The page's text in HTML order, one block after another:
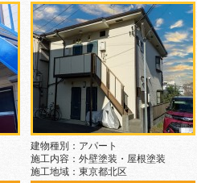
建物種別：アパート
施工内容：外壁塗装・屋根塗装
施工地域：東京都北区